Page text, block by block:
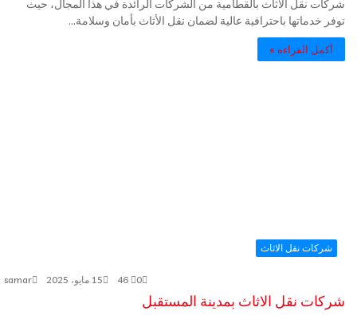
شركات نقل الاثاث بالقطامية من الشركات الرائدة في هذا المجال، حيث
توفر خدماتها باحترافية عالية لضمان نقل الأثاث بأمان وسلامة…
أكمل القراءة »
شركات نقل الاثاث
samar 15 مايو، 2025 0
شركات نقل الاثاث بمدينة المستقبل